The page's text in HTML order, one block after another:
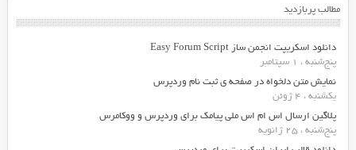
مطالب پربازدید
دانلود اسکریپت انجمن ساز Easy Forum Script
پنج‌شنبه ، 1 سپتامبر
نمایش متن دلخواه در صفحه ی ثبت نام وردپرس
یکشنبه ، 4 ژوئن
پلاگین ارسال اس ام اس ملی پیامک برای وردپرس و ووکامرس
پنج‌شنبه ، 25 ژانویه